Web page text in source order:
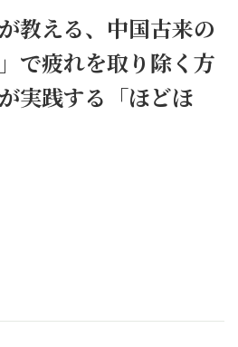
教える、中国古来の
で疲れを取り除く方
実践する「ほどほ